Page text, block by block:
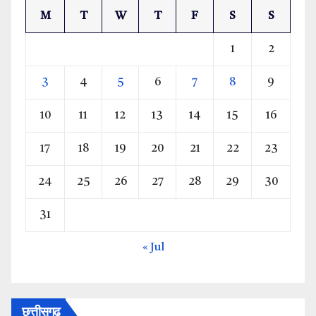
M T W T F S S
1 2
3 4 5 6 7 8 9
10 11 12 13 14 15 16
17 18 19 20 21 22 23
24 25 26 27 28 29 30
31
« Jul
छत्तीसगढ़